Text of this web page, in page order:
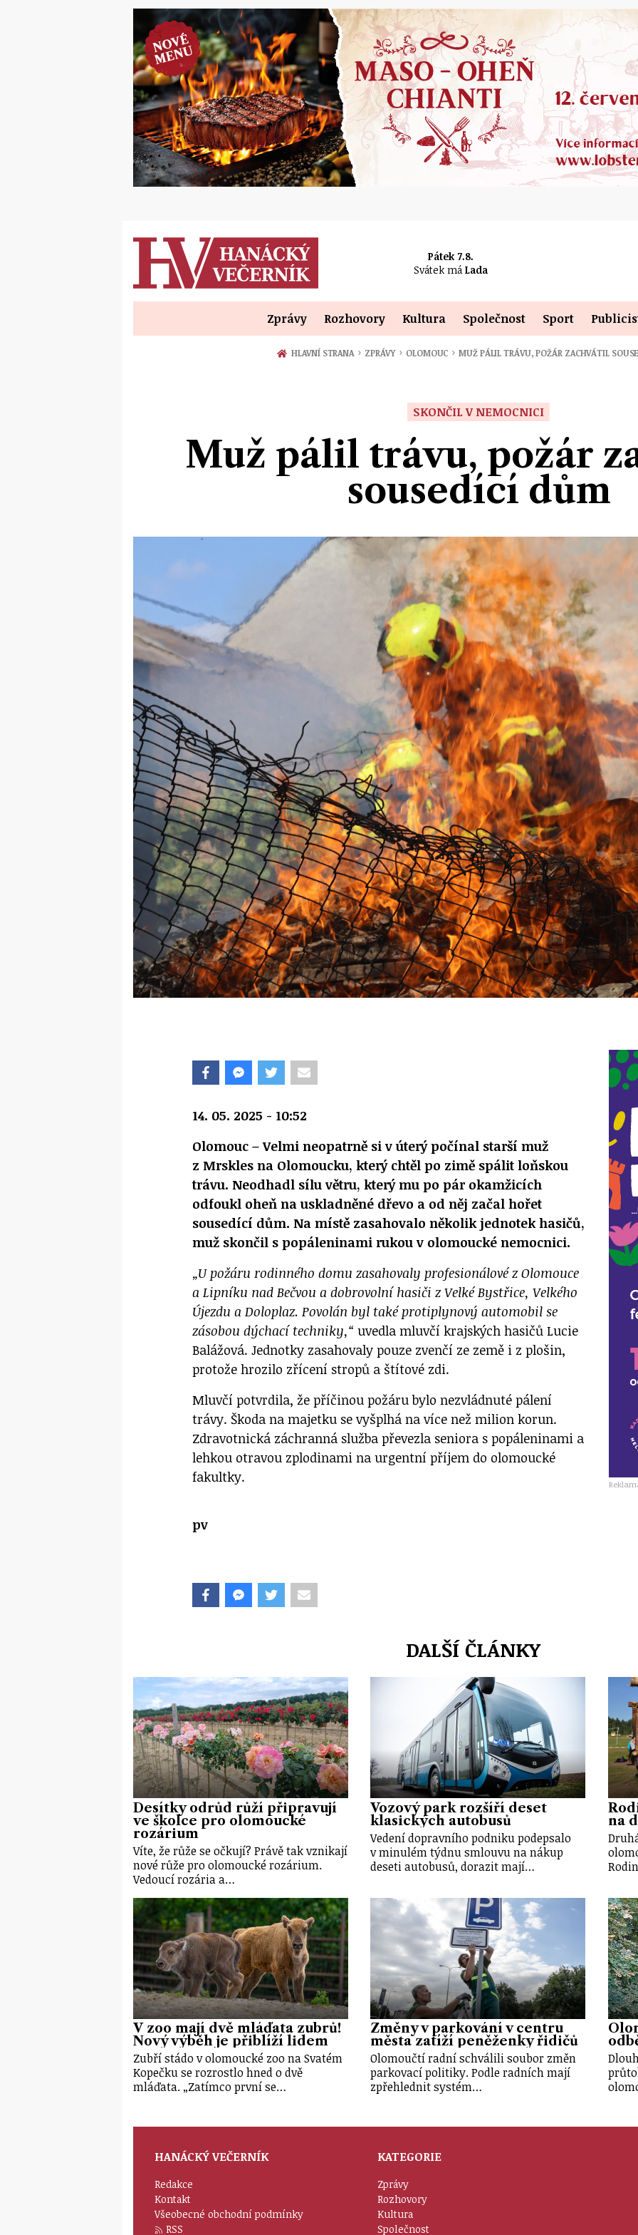
Pátek 7.8.
Svátek má Lada
Zprávy Rozhovory Kultura Společnost Sport
HLAVNÍ STRANA › ZPRÁVY › OLOMOUC › MUŽ PÁLIL TRÁVU, POŽÁR ZACHVÁTIL
SKONČIL V NEMOCNICI
Muž pálil trávu, požár
sousedící dům
14. 05. 2025 - 10:52
Olomouc – Velmi neopatrně si v úterý počínal starší muž
z Mrskles na Olomoucku, který chtěl po zimě spálit loňskou
trávu. Neodhadl sílu větru, který mu po pár okamžicích
odfoukl oheň na uskladněné dřevo a od něj začal hořet
sousedící dům. Na místě zasahovalo několik jednotek hasičů,
muž skončil s popáleninami rukou v olomoucké nemocnici.
„U požáru rodinného domu zasahovaly profesionálové z Olomouce
a Lipníku nad Bečvou a dobrovolní hasiči z Velké Bystřice, Velkého
Újezdu a Doloplaz. Povolán byl také protiplynový automobil se
zásobou dýchací techniky,“ uvedla mluvčí krajských hasičů Lucie
Balážová. Jednotky zasahovaly pouze zvenčí ze země i z plošin,
protože hrozilo zřícení stropů a štítové zdi.
Mluvčí potvrdila, že příčinou požáru bylo nezvládnuté pálení
trávy. Škoda na majetku se vyšplhá na více než milion korun.
Zdravotnická záchranná služba převezla seniora s popáleninami a
lehkou otravou zplodinami na urgentní příjem do olomoucké
fakultky.
pv
DALŠÍ ČLÁNKY
Desítky odrůd růží připravují
ve školce pro olomoucké
rozárium
Víte, že růže se očkují? Právě tak vznikají
nové růže pro olomoucké rozárium.
Vedoucí rozária a…
Vozový park rozšíří deset
klasických autobusů
Vedení dopravního podniku podepsalo
v minulém týdnu smlouvu na nákup
deseti autobusů, dorazit mají…
na
V zoo mají dvě mláďata zubrů!
Nový výběh je přiblíží lidem
Zubří stádo v olomoucké zoo na Svatém
Kopečku se rozrostlo hned o dvě
mláďata. „Zatímco první se…
Změny v parkování v centru
města zatíží peněženky řidičů
Olomoučtí radní schválili soubor změn
parkovací politiky. Podle radních mají
zpřehlednit systém…
HANÁCKÝ VEČERNÍK
Redakce
Kontakt
Všeobecné obchodní podmínky
RSS
KATEGORIE
Zprávy
Rozhovory
Kultura
Společnost